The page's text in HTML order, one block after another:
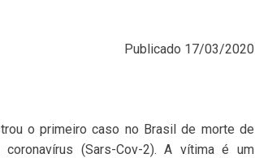
Publicado 17/03/2020
o primeiro caso no Brasil de morte de
(Sars-Cov-2). A vítima é um